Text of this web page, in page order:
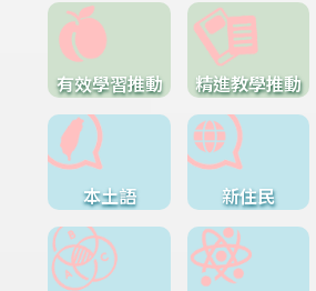
有效學習推動 精進教學推動
本土語 新住民